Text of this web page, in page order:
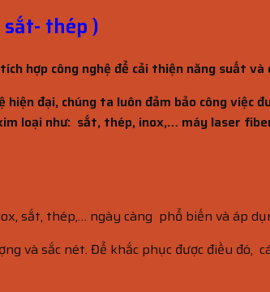
thép )
hợp công nghệ để cải thiện năng suất
đại, chúng ta luôn đảm bảo công việc
loại như: sắt, thép, inox,… máy laser
sắt, thép,… ngày càng phổ biến và áp
và sắc nét. Để khắc phục được điều đó,